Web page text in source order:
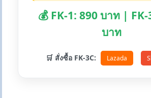
💰 FK-1: 890 บาท | FK-
บาท
🛒 สั่งซื้อ FK-3C: Lazada